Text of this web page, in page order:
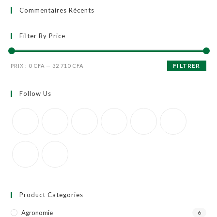
Commentaires Récents
Filter By Price
FILTRER
PRIX : 0 CFA — 32 710 CFA
Follow Us
Product Categories
Agronomie 6